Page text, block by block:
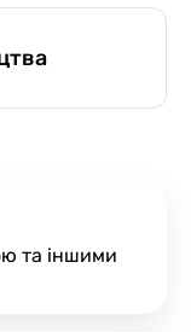
та іншими